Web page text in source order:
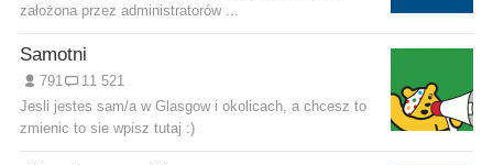
założona przez administratorów ...
Samotni
791
11 521
Jesli jestes sam/a w Glasgow i okolicach, a chcesz to
zmienic to sie wpisz tutaj :)